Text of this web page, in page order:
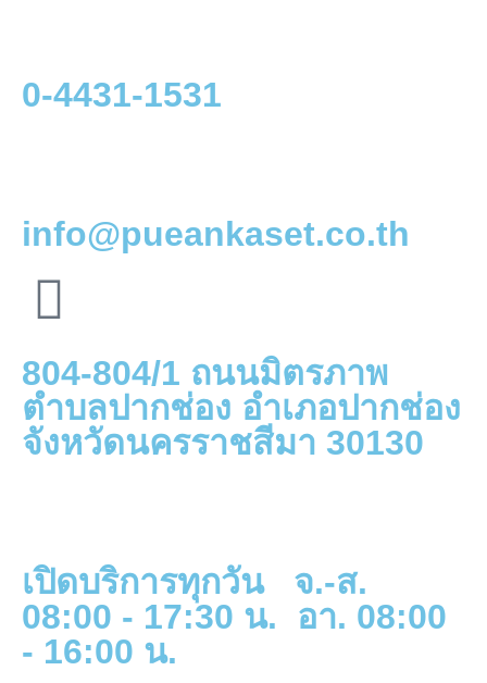
0-4431-1531
info@pueankaset.co.th
804-804/1 ถนนมิตรภาพ
ตำบลปากช่อง อำเภอปากช่อง
จังหวัดนครราชสีมา 30130
เปิดบริการทุกวัน จ.-ส.
08:00 - 17:30 น. อา. 08:00
- 16:00 น.